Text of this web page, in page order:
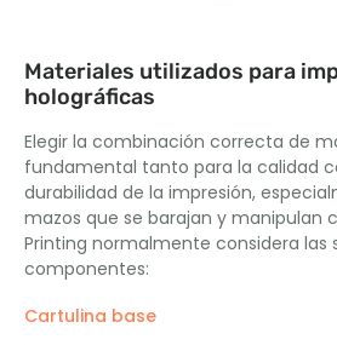
Materiales utilizados para
holográficas
Elegir la combinación correcta de
fundamental tanto para la calidad
durabilidad de la impresión,
mazos que se barajan y manipulan
Printing normalmente considera las
componentes:
Cartulina base